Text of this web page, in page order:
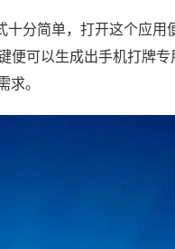
十分简单，打开这个应用
便可以生成出手机打牌
。